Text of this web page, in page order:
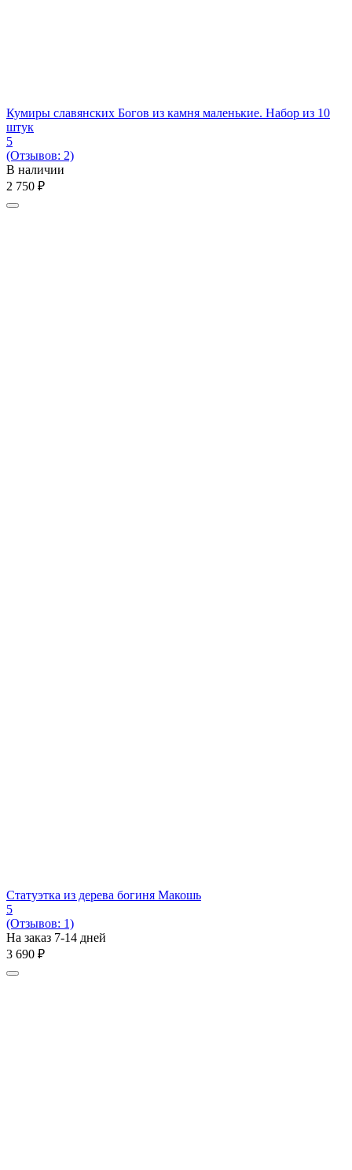
Кумиры славянских Богов из камня маленькие. Набор из 10
штук
5
(Отзывов: 2)
В наличии
2 750 ₽
Статуэтка из дерева богиня Макошь
5
(Отзывов: 1)
На заказ 7-14 дней
3 690 ₽